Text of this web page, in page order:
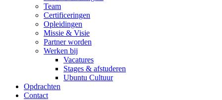
Team
Certificeringen
Opleidingen
Missie & Visie
Partner worden
Werken bij
Vacatures
Stages & afstuderen
Ubuntu Cultuur
Opdrachten
Contact